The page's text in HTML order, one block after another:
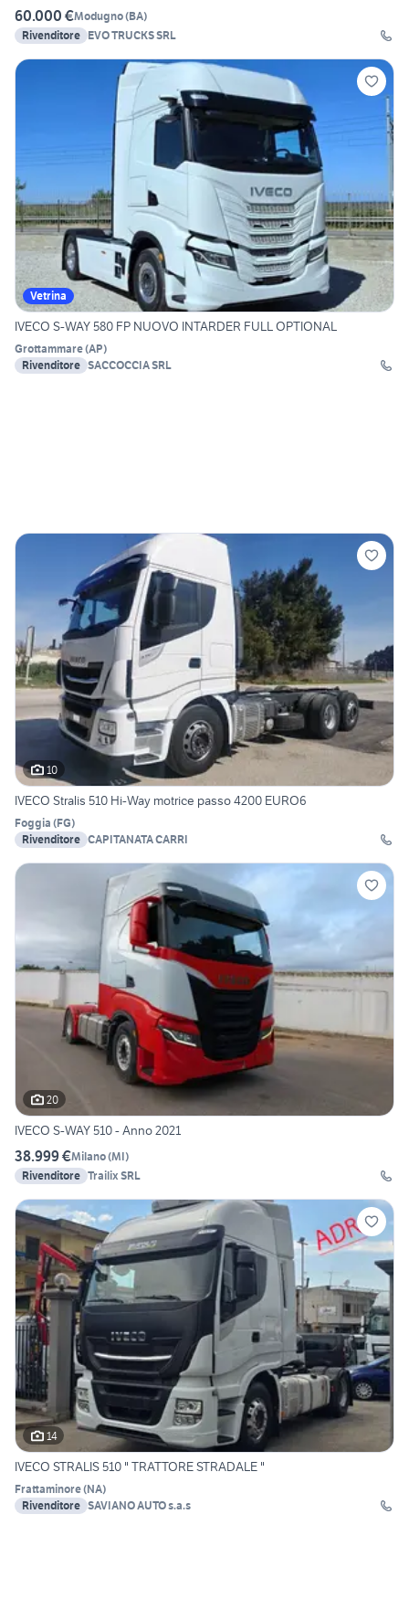
60.000 €Modugno(BA)
Rivenditore EVO TRUCKS SRL
Vetrina
IVECO S-WAY 580 FP NUOVO INTARDER FULL OPTIONAL
Grottammare(AP)
Rivenditore SACCOCCIA SRL
10
IVECO Stralis 510 Hi-Way motrice passo 4200 EURO6
Foggia (FG)
Rivenditore CAPITANATA CARRI
20
IVECO S-WAY 510 - Anno 2021
38.999 €Milano(MI)
Rivenditore Trailix SRL
14
IVECO STRALIS 510 " TRATTORE STRADALE "
Frattaminore(NA)
Rivenditore SAVIANO AUTO s.a.s